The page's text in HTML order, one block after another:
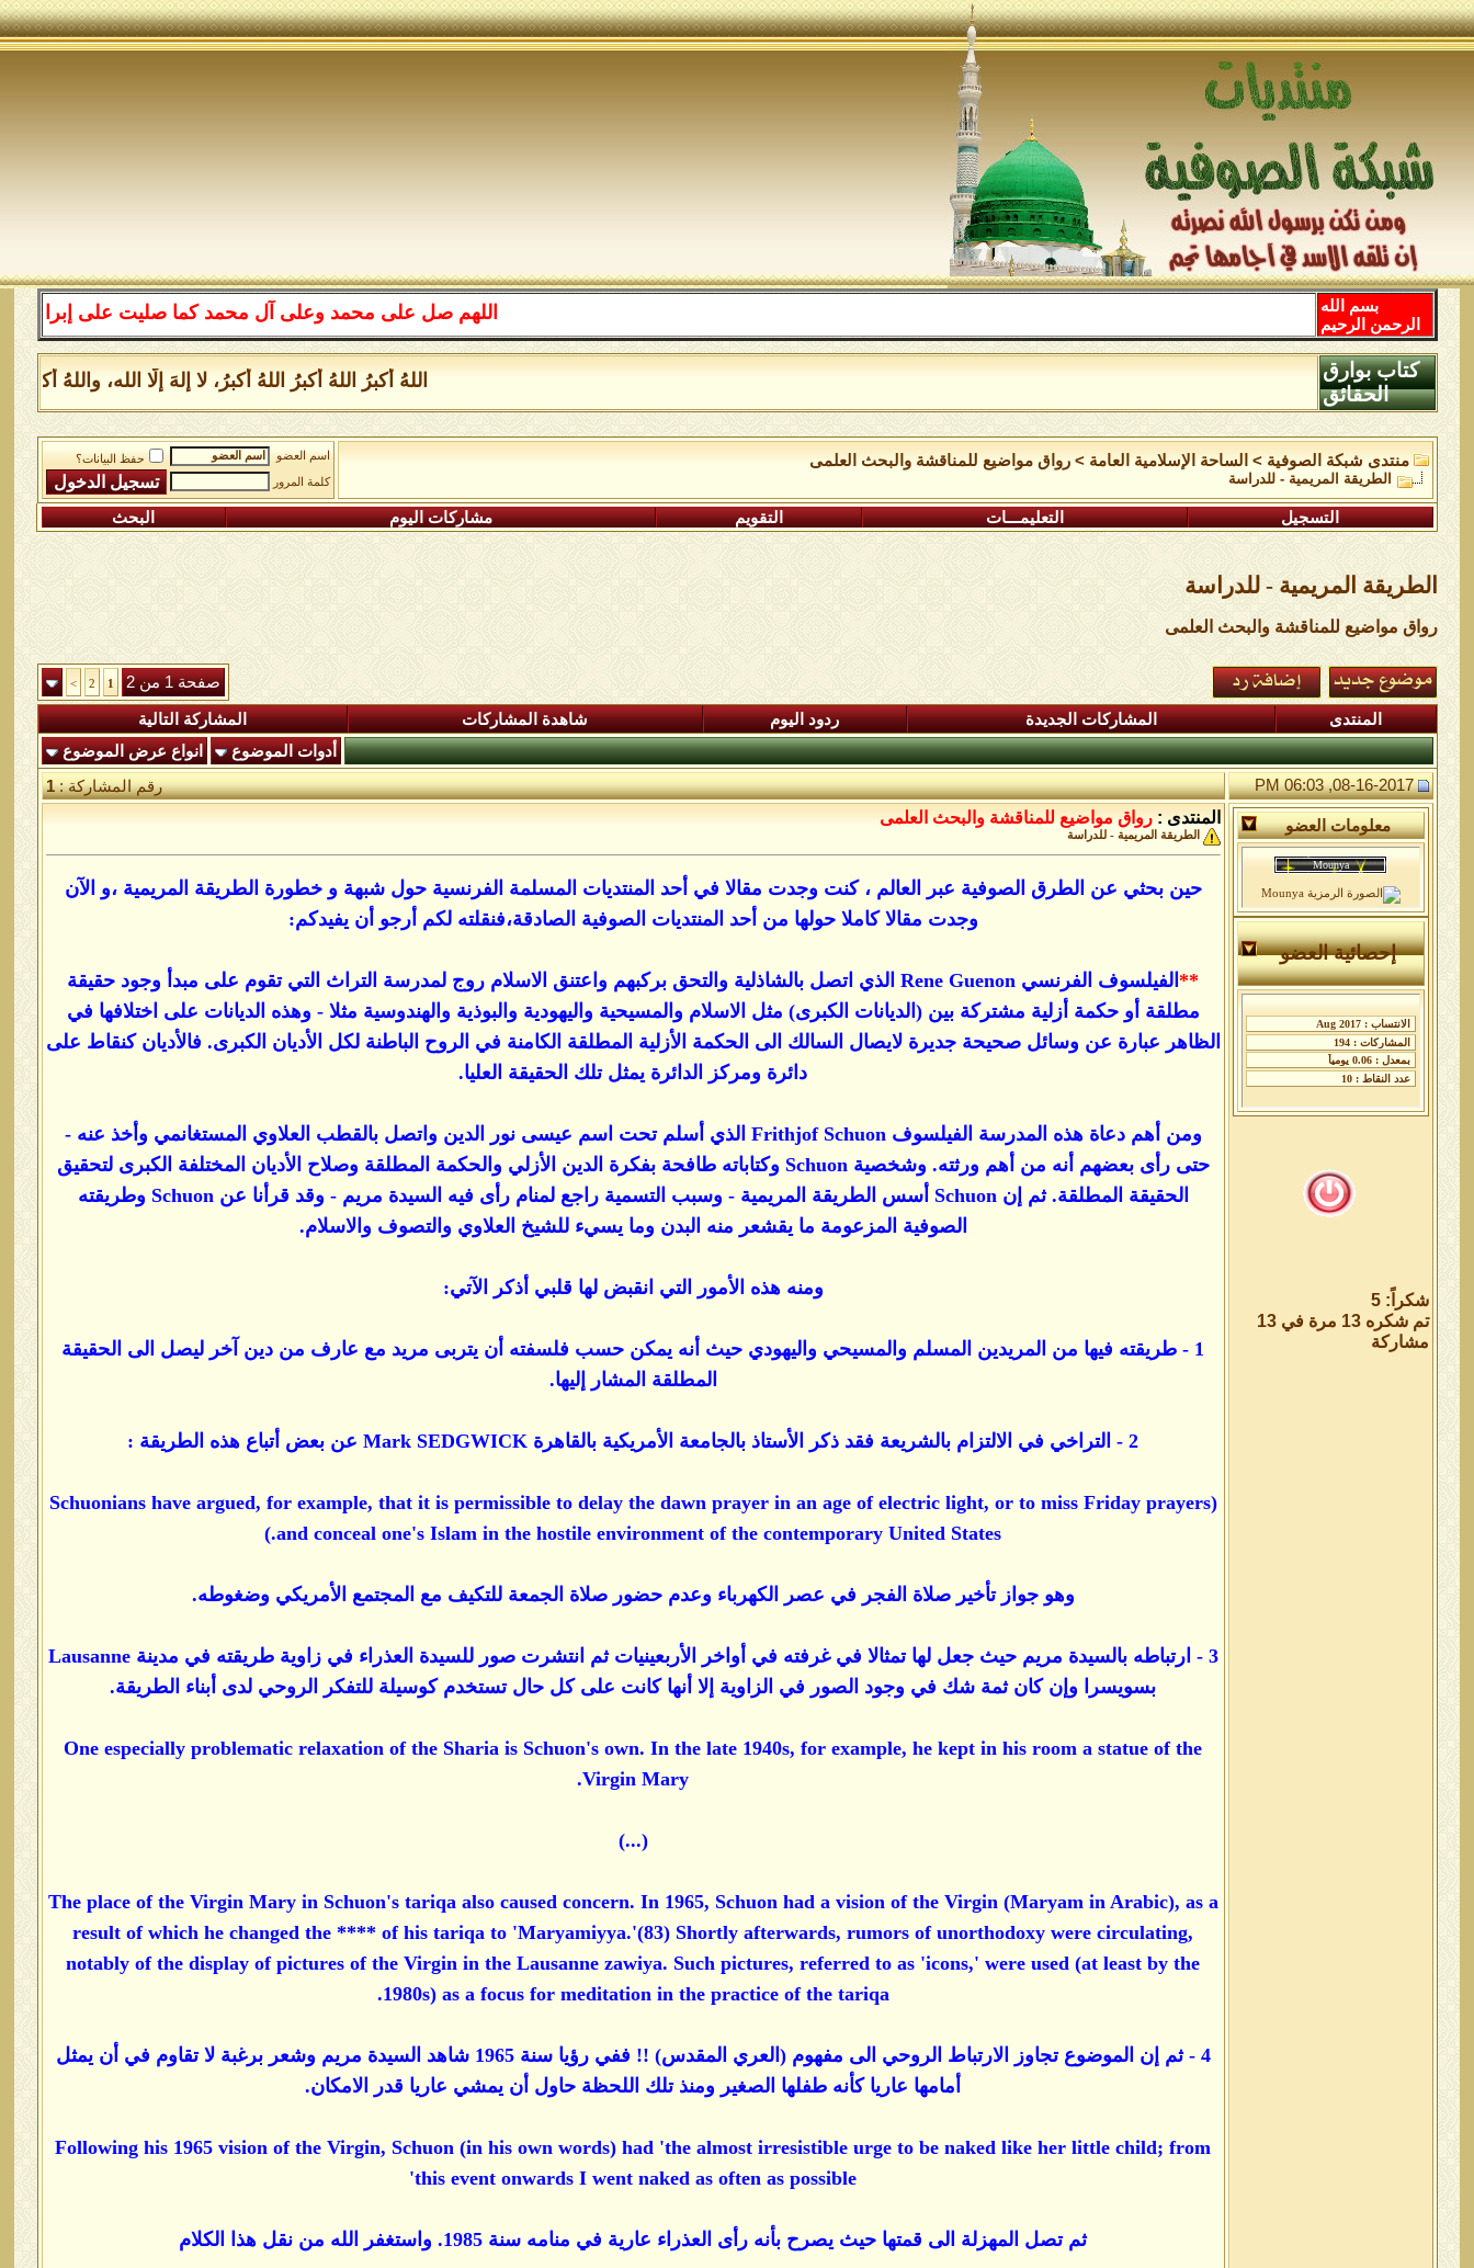
اللهم صل على محمد وعلى آل محمد كما صليت على إبراهيم وعلى آل
بسم الله
الرحمن الرحيم
اللهُ أكبرُ اللهُ أكبرُ اللهُ أكبرُ، لا إلهَ إلَّا الله، واللهُ أكبر
كتاب بوارق
الحقائق
منتدى شبكة الصوفية > الساحة اﻹسلامية العامة >رواق مواضيع للمناقشة والبحث العلمى
الطريقة المريمية - للدراسة
اسم العضو
حفظ البيانات؟
كلمة المرور
التسجيل التعليمـــات التقويم مشاركات اليوم البحث
الطريقة المريمية - للدراسة
رواق مواضيع للمناقشة والبحث العلمى
صفحة 1 من 2 1
2
>
المنتدى المشاركات الجديدة ردود اليوم شاهدة المشاركات
المشاركة التالية
أدوات الموضوع
انواع عرض الموضوع
08-16-2017, 06:03 PM
رقم المشاركة :1
معلومات العضو
إحصائية العضو
شكراً: 5
تم شكره 13 مرة في 13
مشاركة
المنتدى : رواق مواضيع للمناقشة والبحث العلمى
الطريقة المريمية - للدراسة
حين بحثي عن الطرق الصوفية عبر العالم ، كنت وجدت مقالا في أحد المنتديات المسلمة الفرنسية حول شبهة و خطورة الطريقة المريمية ،و الآن
وجدت مقالا كاملا حولها من أحد المنتديات الصوفية الصادقة،فنقلته لكم أرجو أن يفيدكم:
**
الفيلسوف الفرنسي Rene Guenon الذي اتصل بالشاذلية والتحق بركبهم واعتنق الاسلام روج لمدرسة التراث التي تقوم على مبدأ وجود حقيقة
مطلقة أو حكمة أزلية مشتركة بين (الديانات الكبرى) مثل الاسلام والمسيحية واليهودية والبوذية والهندوسية مثلا - وهذه الديانات على اختلافها في
الظاهر عبارة عن وسائل صحيحة جديرة لايصال السالك الى الحكمة الأزلية المطلقة الكامنة في الروح الباطنة لكل الأديان الكبرى. فالأديان كنقاط على
دائرة ومركز الدائرة يمثل تلك الحقيقة العليا.
ومن أهم دعاة هذه المدرسة الفيلسوف Frithjof Schuon الذي أسلم تحت اسم عيسى نور الدين واتصل بالقطب العلاوي المستغانمي وأخذ عنه -
حتى رأى بعضهم أنه من أهم ورثته. وشخصية Schuon وكتاباته طافحة بفكرة الدين الأزلي والحكمة المطلقة وصلاح الأديان المختلفة الكبرى لتحقيق
الحقيقة المطلقة. ثم إن Schuon أسس الطريقة المريمية - وسبب التسمية راجع لمنام رأى فيه السيدة مريم - وقد قرأنا عن Schuon وطريقته
الصوفية المزعومة ما يقشعر منه البدن وما يسيء للشيخ العلاوي والتصوف والاسلام.
ومنه هذه الأمور التي انقبض لها قلبي أذكر الآتي:
1 - طريقته فيها من المريدين المسلم والمسيحي واليهودي حيث أنه يمكن حسب فلسفته أن يتربى مريد مع عارف من دين آخر ليصل الى الحقيقة
المطلقة المشار إليها.
2 - التراخي في الالتزام بالشريعة فقد ذكر الأستاذ بالجامعة الأمريكية بالقاهرة Mark SEDGWICK عن بعض أتباع هذه الطريقة :
(Schuonians have argued, for example, that it is permissible to delay the dawn prayer in an age of electric light, or to miss Friday prayers
and conceal one's Islam in the hostile environment of the contemporary United States.)
وهو جواز تأخير صلاة الفجر في عصر الكهرباء وعدم حضور صلاة الجمعة للتكيف مع المجتمع الأمريكي وضغوطه.
3 - ارتباطه بالسيدة مريم حيث جعل لها تمثالا في غرفته في أواخر الأربعينيات ثم انتشرت صور للسيدة العذراء في زاوية طريقته في مدينة Lausanne
بسويسرا وإن كان ثمة شك في وجود الصور في الزاوية إلا أنها كانت على كل حال تستخدم كوسيلة للتفكر الروحي لدى أبناء الطريقة.
One especially problematic relaxation of the Sharia is Schuon's own. In the late 1940s, for example, he kept in his room a statue of the
Virgin Mary.
(...)
The place of the Virgin Mary in Schuon's tariqa also caused concern. In 1965, Schuon had a vision of the Virgin (Maryam in Arabic), as a
result of which he changed the **** of his tariqa to 'Maryamiyya.'(83) Shortly afterwards, rumors of unorthodoxy were circulating,
notably of the display of pictures of the Virgin in the Lausanne zawiya. Such pictures, referred to as 'icons,' were used (at least by the
1980s) as a focus for meditation in the practice of the tariqa.
4 - ثم إن الموضوع تجاوز الارتباط الروحي الى مفهوم (العري المقدس) !! ففي رؤيا سنة 1965 شاهد السيدة مريم وشعر برغبة لا تقاوم في أن يمثل
أمامها عاريا كأنه طفلها الصغير ومنذ تلك اللحظة حاول أن يمشي عاريا قدر الامكان.
Following his 1965 vision of the Virgin, Schuon (in his own words) had 'the almost irresistible urge to be naked like her little child; from
this event onwards I went naked as often as possible'
ثم تصل المهزلة الى قمتها حيث يصرح بأنه رأى العذراء عارية في منامه سنة 1985. واستغفر الله من نقل هذا الكلام